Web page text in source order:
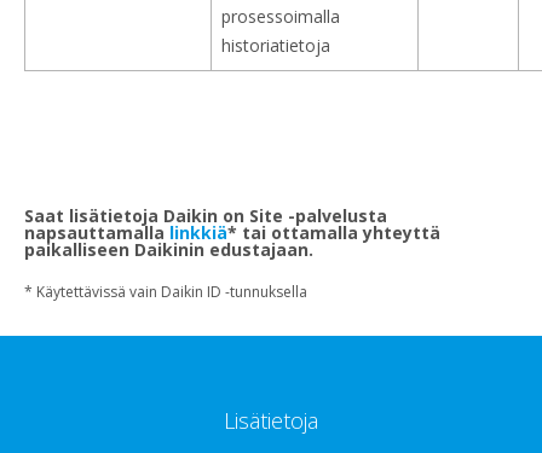
prosessoimalla
historiatietoja
Saat lisätietoja Daikin on Site -palvelusta
napsauttamalla linkkiä* tai ottamalla yhteyttä
paikalliseen Daikinin edustajaan.
* Käytettävissä vain Daikin ID -tunnuksella
Lisätietoja